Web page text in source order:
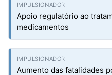
Apoio regulatório ao
medicamentos
Aumento das fatalidades